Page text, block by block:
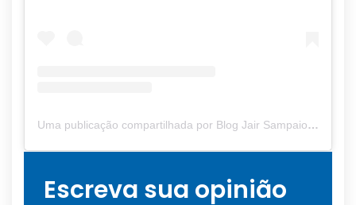
Uma publicação compartilhada por Blog Jair Sampaio (@blogjairsampaio_)
Escreva sua opinião